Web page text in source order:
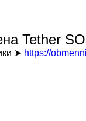
Tether
➤ https://